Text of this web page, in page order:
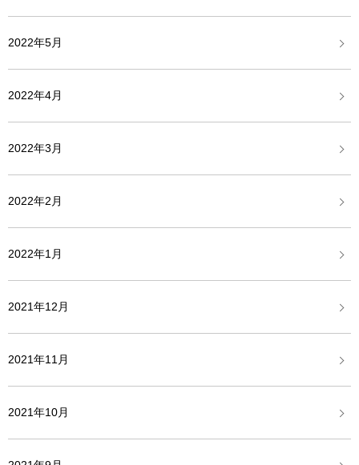
2022年5月
2022年4月
2022年3月
2022年2月
2022年1月
2021年12月
2021年11月
2021年10月